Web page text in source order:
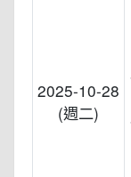
2025-10-28
(週二)